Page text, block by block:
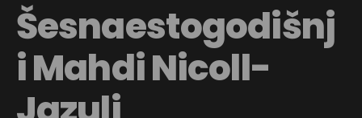
Šesnaestogodišnj
i Mahdi Nicoll-